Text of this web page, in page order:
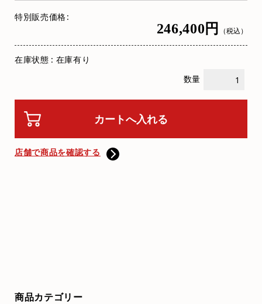
商品カテゴリー
特別販売価格
246,400円 （税込）
在庫状態 : 在庫有り
数量
店舗で商品を確認する